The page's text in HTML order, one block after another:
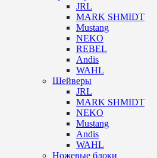
JRL
MARK SHMIDT
Mustang
NEKO
REBEL
Andis
WAHL
Шейверы
JRL
MARK SHMIDT
NEKO
Mustang
Andis
WAHL
Ножевые блоки